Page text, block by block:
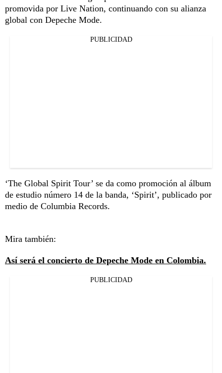
promovida por Live Nation, continuando con su alianza
global con Depeche Mode.
PUBLICIDAD
‘The Global Spirit Tour’ se da como promoción al álbum
de estudio número 14 de la banda, ‘Spirit’, publicado por
medio de Columbia Records.
Mira también:
Así será el concierto de Depeche Mode en Colombia.
PUBLICIDAD